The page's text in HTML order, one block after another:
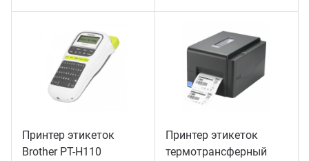
Принтер этикеток
Brother PT-H110
Принтер этикеток
термотрансферный